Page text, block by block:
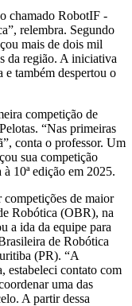
chamado RobotIF -
relembra. Segundo
mais de dois mil
da região. A iniciativa
e também despertou o
competição de
“Nas primeiras
conta o professor. Um
sua competição
10ª edição em 2025.
competições de maior
Robótica (OBR), na
a ida da equipe para
de Robótica
(PR). “A
estabeleci contato com
uma das
A partir dessa